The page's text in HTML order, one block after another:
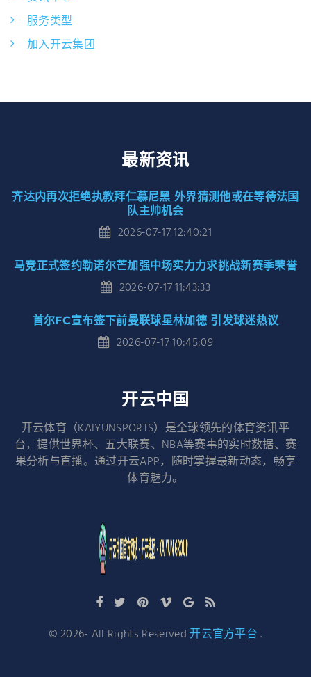
服务类型
加入开云集团
最新资讯
齐达内再次拒绝执教拜仁慕尼黑 外界猜测他或在等待法国
队主帅机会
2026-07-17 12:40:21
马竞正式签约勒诺尔芒加强中场实力力求挑战新赛季荣誉
2026-07-17 11:43:33
首尔FC宣布签下前曼联球星林加德 引发球迷热议
2026-07-17 10:45:09
开云中国
开云体育（KAIYUNSPORTS）是全球领先的体育资讯平
台，提供世界杯、五大联赛、NBA等赛事的实时数据、赛
果分析与直播。通过开云APP，随时掌握最新动态，畅享
体育魅力。
©2026- All Rights Reserved开云官方平台.